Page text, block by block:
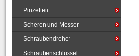
Pinzetten
Scheren und Messer
Schraubendreher
Schraubenschlüssel